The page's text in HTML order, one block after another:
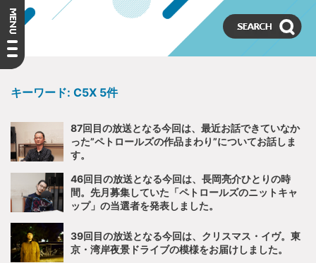
キーワード: C5X 5件
87回目の放送となる今回は、最近お話できていなか
った”ペトロールズの作品まわり”についてお話しま
す。
46回目の放送となる今回は、長岡亮介ひとりの時
間。先月募集していた「ペトロールズのニットキャ
ップ」の当選者を発表しました。
39回目の放送となる今回は、クリスマス・イヴ。東
京・湾岸夜景ドライブの模様をお届けしました。